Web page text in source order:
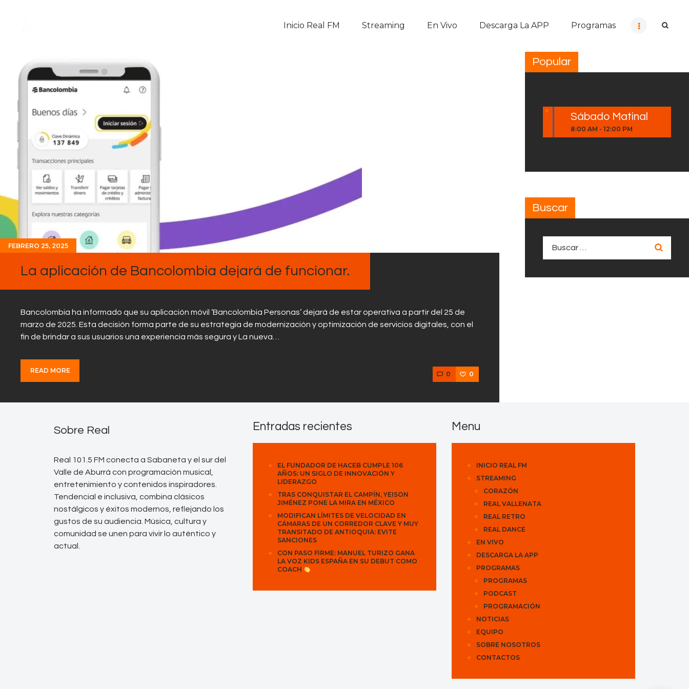
Inicio Real FM Streaming En Vivo Descarga La APP Programas
Sobre Nosotros
Contactos
FEBRERO 25, 2025
La aplicación de Bancolombia dejará de funcionar.
Bancolombia ha informado que su aplicación móvil ‘Bancolombia Personas’ dejará de estar operativa a partir del 25 de
marzo de 2025. Esta decisión forma parte de su estrategia de modernización y optimización de servicios digitales, con el
fin de brindar a sus usuarios una experiencia más segura y La nueva…
READ MORE 0 0
Popular
Sábado Matinal
8:00 AM -12:00 PM
Buscar
Sobre Real
Real 101.5 FM conecta a Sabaneta y el sur del
Valle de Aburrá con programación musical,
entretenimiento y contenidos inspiradores.
Tendencial e inclusiva, combina clásicos
nostálgicos y éxitos modernos, reflejando los
gustos de su audiencia. Música, cultura y
comunidad se unen para vivir lo auténtico y
actual.
Entradas recientes
EL FUNDADOR DE HACEB CUMPLE 106
AÑOS: UN SIGLO DE INNOVACIÓN Y
LIDERAZGO
TRAS CONQUISTAR EL CAMPÍN, YEISON
JIMÉNEZ PONE LA MIRA EN MÉXICO
MODIFICAN LÍMITES DE VELOCIDAD EN
CÁMARAS DE UN CORREDOR CLAVE Y MUY
TRANSITADO DE ANTIOQUIA: EVITE
SANCIONES
CON PASO FIRME: MANUEL TURIZO GANA
LA VOZ KIDS ESPAÑA EN SU DEBUT COMO
COACH
Menu
INICIO REAL FM
STREAMING
CORAZÓN
REAL VALLENATA
REAL RETRO
REAL DANCE
EN VIVO
DESCARGA LA APP
PROGRAMAS
PROGRAMAS
PODCAST
PROGRAMACIÓN
NOTICIAS
EQUIPO
SOBRE NOSOTROS
CONTACTOS